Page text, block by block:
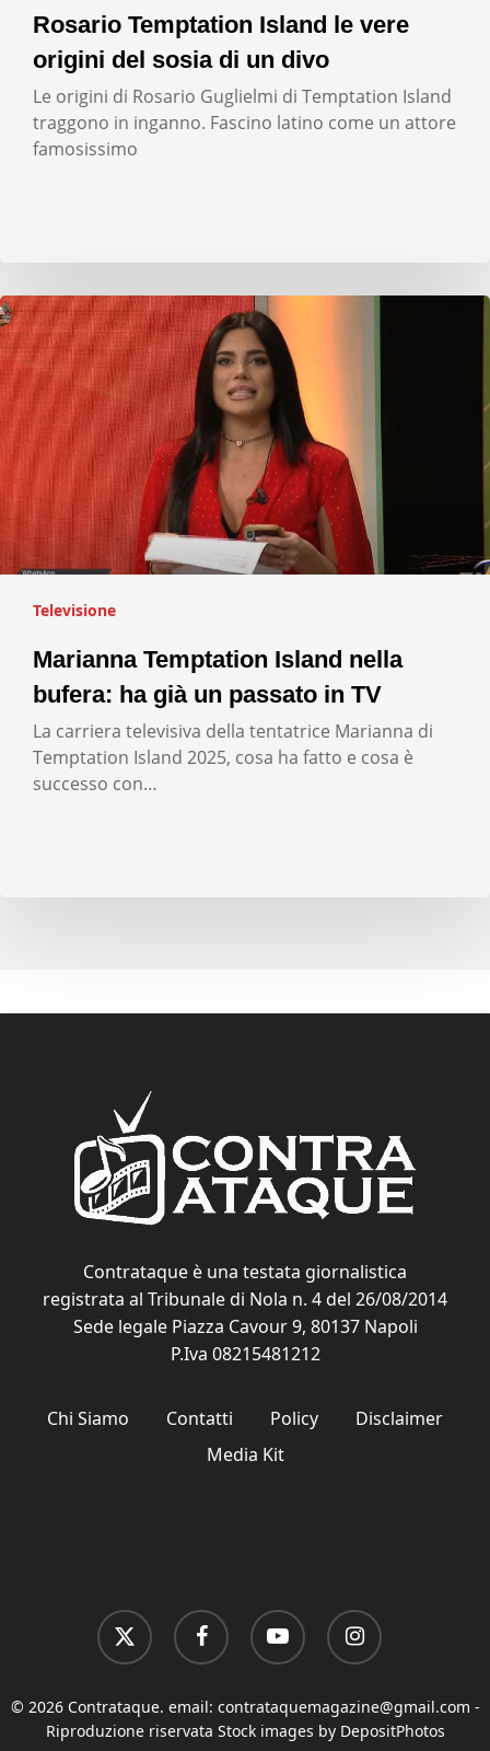
Rosario Temptation Island le vere
origini del sosia di un divo
Le origini di Rosario Guglielmi di Temptation Island
traggono in inganno. Fascino latino come un attore
famosissimo
Televisione
Marianna Temptation Island nella
bufera: ha già un passato in TV
La carriera televisiva della tentatrice Marianna di
Temptation Island 2025, cosa ha fatto e cosa è
successo con…
Contrataque è una testata giornalistica
registrata al Tribunale di Nola n. 4 del 26/08/2014
Sede legale Piazza Cavour 9, 80137 Napoli
P.Iva 08215481212
Chi Siamo Contatti Policy
Disclaimer
Media Kit
x-
twitter
facebook youtube instagram
© 2026 Contrataque. email: contrataquemagazine@gmail.com -
Riproduzione riservata Stock images by DepositPhotos